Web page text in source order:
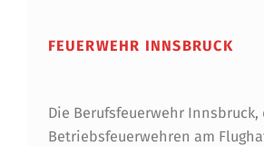
FEUERWEHR INNSBRUCK
Die Berufsfeuerwehr Innsbruck,
Betriebsfeuerwehren am